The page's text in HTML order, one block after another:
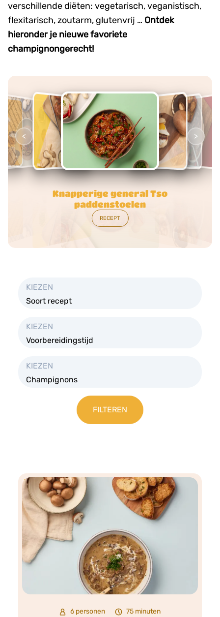
verschillende diëten: vegetarisch, veganistisch,
flexitarisch, zoutarm, glutenvrij … Ontdek
hieronder je nieuwe favoriete
champignongerecht!
< >
Romige soep van champignons &
gekaramelliseerde uien
RECEPT
KIEZEN
Soort recept
KIEZEN
Voorbereidingstijd
KIEZEN
Champignons
6 personen 75 minuten